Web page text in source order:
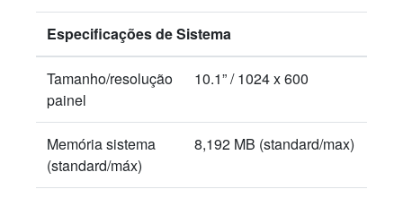
Especificações de Sistema
Tamanho/resolução
painel
10.1” / 1024 x 600
Memória sistema
(standard/máx)
8,192 MB (standard/max)